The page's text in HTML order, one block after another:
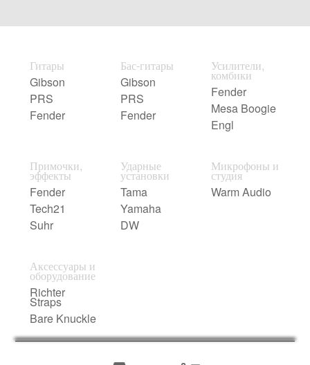
Гитары
Gibson
PRS
Fender
Бас-гитары
Gibson
PRS
Fender
Усилители,
комбики
Fender
Mesa Boogie
Engl
Примочки,
эффекты
Fender
Tech21
Suhr
Ударные
установки
Tama
Yamaha
DW
Микрофоны и
студия
Warm Audio
Аксессуары и
оборудование
Richter
Straps
Bare Knuckle